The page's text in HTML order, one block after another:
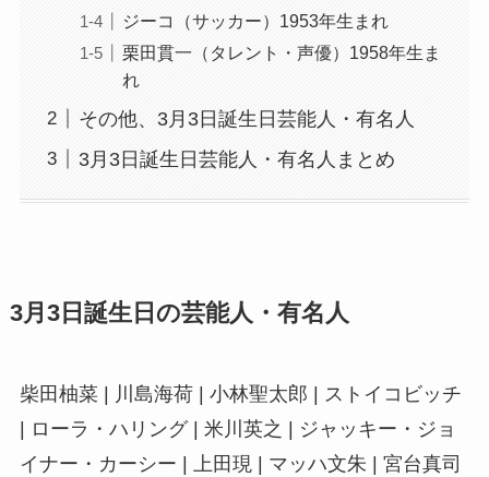
ジーコ（サッカー）1953年生まれ
栗田貫一（タレント・声優）1958年生ま
れ
その他、3月3日誕生日芸能人・有名人
3月3日誕生日芸能人・有名人まとめ
3月3日誕生日の芸能人・有名人
柴田柚菜 | 川島海荷 | 小林聖太郎 | ストイコビッチ
| ローラ・ハリング | 米川英之 | ジャッキー・ジョ
イナー・カーシー | 上田現 | マッハ文朱 | 宮台真司